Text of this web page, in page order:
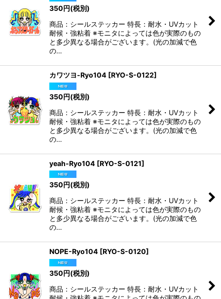
350円(税別)
商品：シールステッカー 特長：耐水・UVカット
耐候・強粘着 ※モニタによっては色が実際のもの
と多少異なる場合がございます。(光の加減で色
の…
カワツヨ-Ryo104 [RYO-S-0122]
350円(税別)
商品：シールステッカー 特長：耐水・UVカット
耐候・強粘着 ※モニタによっては色が実際のもの
と多少異なる場合がございます。(光の加減で色
の…
yeah-Ryo104 [RYO-S-0121]
350円(税別)
商品：シールステッカー 特長：耐水・UVカット
耐候・強粘着 ※モニタによっては色が実際のもの
と多少異なる場合がございます。(光の加減で色
の…
NOPE-Ryo104 [RYO-S-0120]
350円(税別)
商品：シールステッカー 特長：耐水・UVカット